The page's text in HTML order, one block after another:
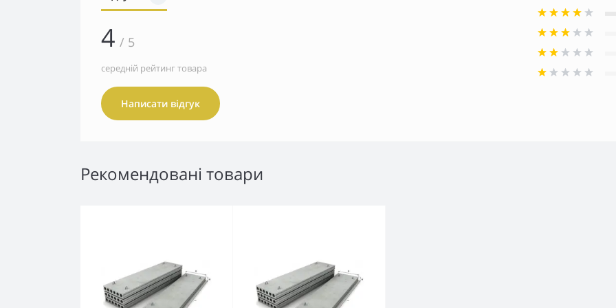
4 / 5
середній рейтинг товара
Написати відгук
Рекомендовані товари